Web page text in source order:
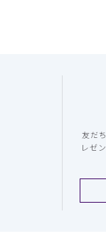
友だ
レゼ